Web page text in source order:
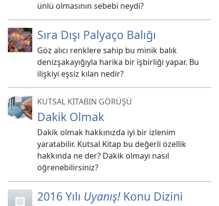
ünlü olmasının sebebi neydi?
Sıra Dışı Palyaço Balığı
Göz alıcı renklere sahip bu minik balık
denizşakayığıyla harika bir işbirliği yapar. Bu
ilişkiyi eşsiz kılan nedir?
KUTSAL KİTABIN GÖRÜŞÜ
Dakik Olmak
Dakik olmak hakkınızda iyi bir izlenim
yaratabilir. Kutsal Kitap bu değerli özellik
hakkında ne der? Dakik olmayı nasıl
öğrenebilirsiniz?
2016 Yılı Uyanış! Konu Dizini